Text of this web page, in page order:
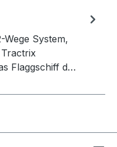
System,
Flaggschiff d…